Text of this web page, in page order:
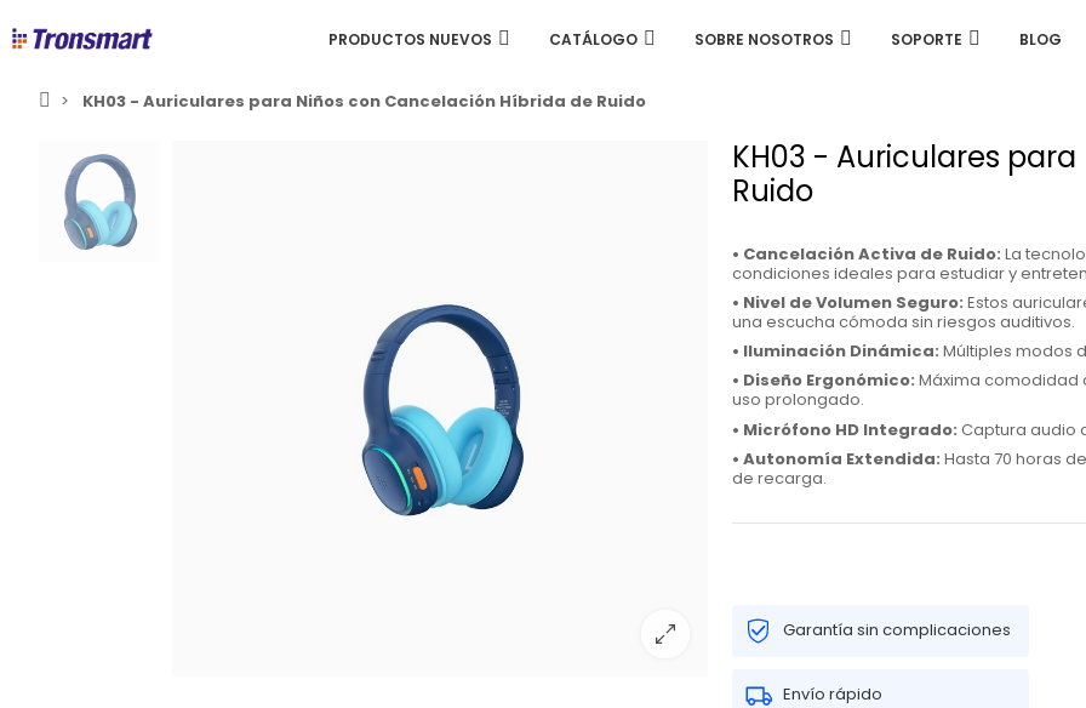
PRODUCTOS NUEVOS CATÁLOGO SOBRE NOSOTROS SOPORTE BLOG
KH03 - Auriculares para Niños con Cancelación Híbrida de Ruido
KH03 - Auriculares
Ruido
• Cancelación Activa de Ruido: La
condiciones ideales para estudiar y
• Nivel de Volumen Seguro: Estos
una escucha cómoda sin riesgos auditivos.
• Iluminación Dinámica: Múltiples modos
• Diseño Ergonómico: Máxima comodidad
uso prolongado.
• Micrófono HD Integrado: Captura audio
• Autonomía Extendida: Hasta 70 horas
de recarga.
Garantía sin complicaciones
Envío rápido